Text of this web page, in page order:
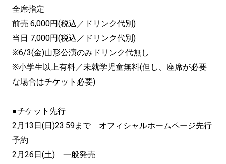
全席指定
前売 6,000円(税込／ドリンク代別)
当日 7,000円(税込／ドリンク代別)
※6/3(金)山形公演のみドリンク代無し
※小学生以上有料／未就学児童無料(但し、座席が必要
な場合はチケット必要)
●チケット先行
2月13日(日)23:59まで オフィシャルホームページ先行
予約
2月26日(土) 一般発売